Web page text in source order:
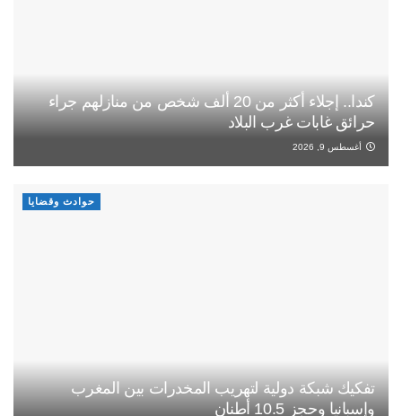
كندا.. إجلاء أكثر من 20 ألف شخص من منازلهم جراء
حرائق غابات غرب البلاد
أغسطس 9, 2026
حوادث وقضايا
تفكيك شبكة دولية لتهريب المخدرات بين المغرب
وإسبانيا وحجز 10.5 أطنان